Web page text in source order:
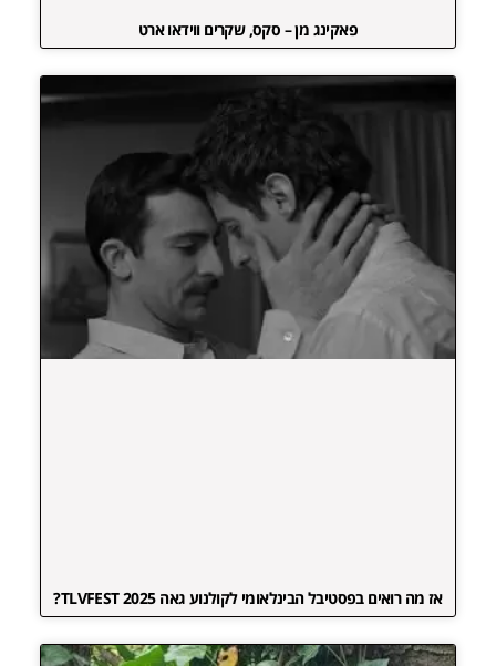
פאקינג מן – סקס, שקרים ווידאו ארט
אז מה רואים בפסטיבל הבינלאומי לקולנוע גאה TLVFEST 2025?